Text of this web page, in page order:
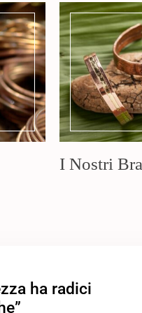
I Nostri
ha radici